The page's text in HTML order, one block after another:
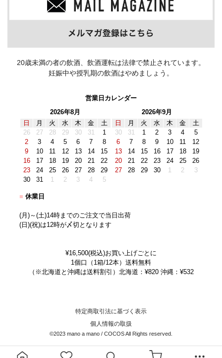
20歳未満の者の飲酒、飲酒運転は法律で禁止されています。
妊娠中や授乳期の飲酒はやめましょう。
営業日カレンダー
2026年8月
日
月 火 水 木 金
土
26
27 28 29 30 31
1
2
3 4 5 6 7
8
9
10 11 12 13 14
15
16
17 18 19 20 21
22
23
24 25 26 27 28
29
30
31 1 2 3 4 5
2026年9月
日
月 火 水 木 金
土
30
31 1 2 3 4
5
6
7 8 9 10 11
12
13
14 15 16 17 18
19
20
21 22 23 24 25
26
27
28 29 30 1 2 3
■ 休業日
(月)～(土)14時までのご注文で当日出荷
(日)(祝)は12時が〆切となります
¥16,500(税込)お買い上げごとに
1個口（1箱/12本）送料無料
（※北海道と沖縄は送料割引）北海道：¥820 沖縄：¥532
特定商取引法に基づく表示
個人情報の取扱
©2023 mano a mano / COCOS All Rights reserved.